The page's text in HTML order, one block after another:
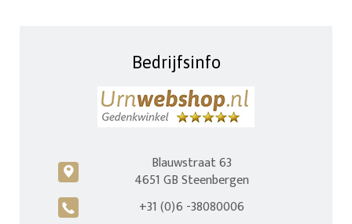
Bedrijfsinfo
c
Blauwstraat 63
4651 GB Steenbergen
A +31 (0)6 -38080006